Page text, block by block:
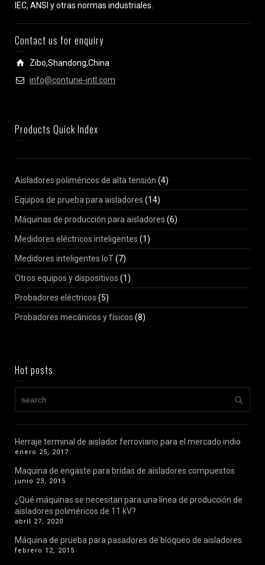
IEC, ANSI y otras normas industriales.
Contact us for enquiry
Zibo,Shandong,China
info@contune-intl.com
Products Quick Index
Aisladores poliméricos de alta tensión (4)
Equipos de prueba para aisladores (14)
Máquinas de producción para aisladores (6)
Medidores eléctricos inteligentes (1)
Medidores inteligentes IoT(7)
Otros equipos y dispositivos (1)
Probadores eléctricos (5)
Probadores mecánicos y físicos (8)
Hot posts
Herraje terminal de aislador ferroviario para el mercado indio
enero 25, 2017
Maquina de engaste para bridas de aisladores compuestos
junio 23, 2015
¿Qué máquinas se necesitan para una línea de producción de
aisladores poliméricos de 11 kV?
abril 27, 2020
Máquina de prueba para pasadores de bloqueo de aisladores
febrero 12, 2015